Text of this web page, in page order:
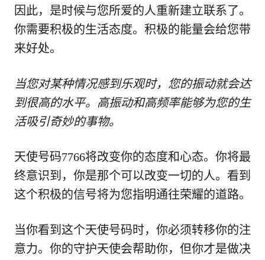
因此，是时候与您所爱的人重新建立联系了。
你需要积极的生活态度。积极的能量会给您带
来好处。
当您对某种情况感到乐观时，您的振动就会达
到很高的水平。高振动和高频率能够为您的生
活吸引奇妙的事物。
天使号码7766将改变你的态度和心态。你将最
终意识到，你是那个可以改变一切的人。看到
这个积极的信号将为您指明通往荣耀的道路。
当你看到这个天使号码时，你必须转移你的注
意力。你的守护天使会帮助你，但你才是做决